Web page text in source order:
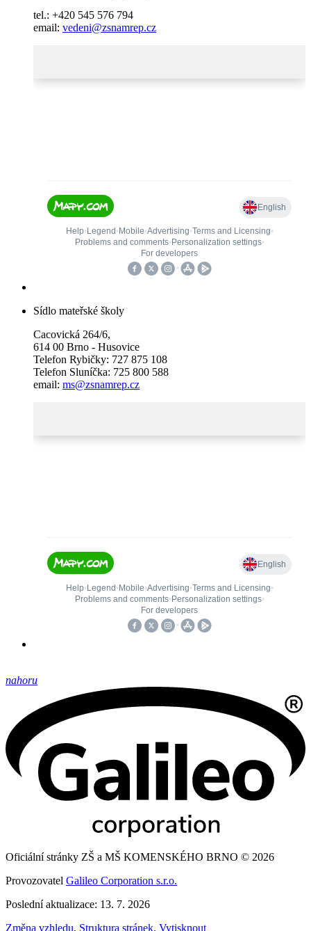
tel.: +420 545 576 794
email: vedeni@zsnamrep.cz
Sídlo mateřské školy
Cacovická 264/6,
614 00 Brno - Husovice
Telefon Rybičky: 727 875 108
Telefon Sluníčka: 725 800 588
email: ms@zsnamrep.cz
nahoru
Oficiální stránky ZŠ a MŠ KOMENSKÉHO BRNO © 2026
Provozovatel Galileo Corporation s.r.o.
Poslední aktualizace: 13. 7. 2026
Změna vzhledu, Struktura stránek, Vytisknout